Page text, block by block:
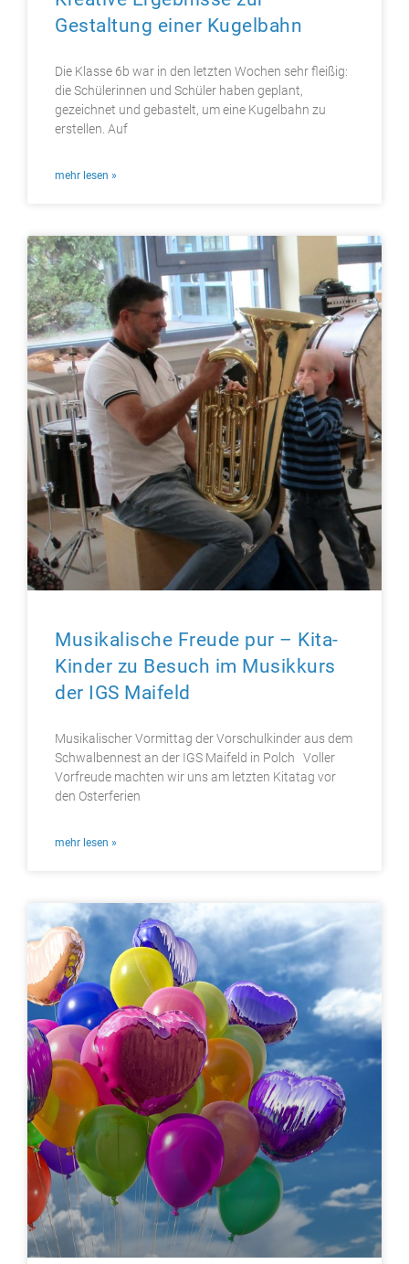
Gestaltung einer Kugelbahn
Die Klasse 6b war in den letzten Wochen sehr fleißig:
die Schülerinnen und Schüler haben geplant,
gezeichnet und gebastelt, um eine Kugelbahn zu
erstellen. Auf
mehr lesen »
Musikalische Freude pur – Kita-
Kinder zu Besuch im Musikkurs
der IGS Maifeld
Musikalischer Vormittag der Vorschulkinder aus dem
Schwalbennest an der IGS Maifeld in Polch Voller
Vorfreude machten wir uns am letzten Kitatag vor
den Osterferien
mehr lesen »